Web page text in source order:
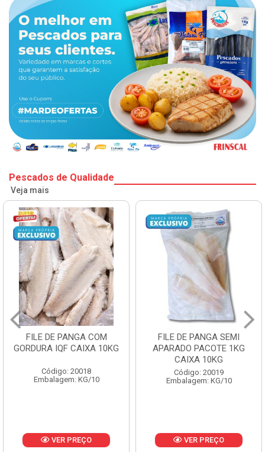
Pescados de Qualidade
Veja mais
FILE DE PANGA SEMI
APARADO PACOTE 1KG
Código: 20019
Embalagem: KG/10
VER PREÇO
POLACA DESFIADA
PESCAMARES PCT5KG
CX10KG
Código: 20161
Embalagem: KG/10
VER PREÇO